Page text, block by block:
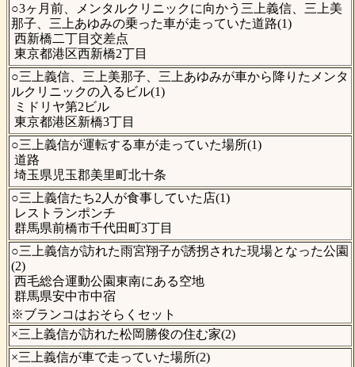
○3ヶ月前、メンタルクリニックに向かう三上義信、三上美
那子、三上あゆみの乗った車が走っていた道路(1)
西新橋二丁目交差点
東京都港区西新橋2丁目
○三上義信、三上美那子、三上あゆみが車から降りたメンタ
ルクリニックの入るビル(1)
ミドリヤ第2ビル
東京都港区新橋3丁目
○三上義信が運転する車が走っていた場所(1)
道路
埼玉県児玉郡美里町北十条
○三上義信たち2人が食事していた店(1)
レストランポンチ
群馬県前橋市千代田町3丁目
○三上義信が訪れた雨宮翔子が誘拐された現場となった公園
(2)
西毛総合運動公園東南にある空地
群馬県安中市中宿
※ブランコはおそらくセット
×三上義信が訪れた松岡勝俊の住む家(2)
×三上義信が車で走っていた場所(2)